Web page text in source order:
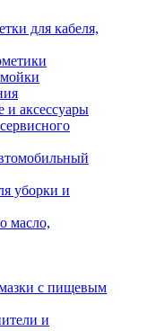
для кабеля,
и аксессуары
уборки и
масло,
с пищевым
и